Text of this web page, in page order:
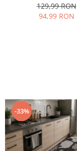
129,99 RON
94,99 RON
-33%